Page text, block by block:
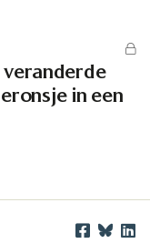
in een